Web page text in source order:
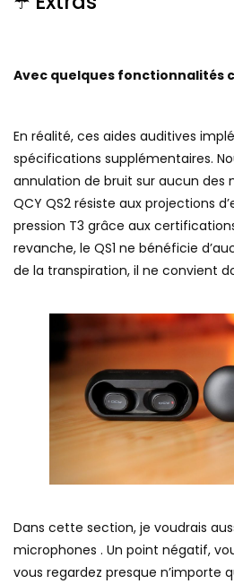
Avec quelques fonctionnalités
En réalité, ces aides auditives
spécifications supplémentaires.
annulation de bruit sur aucun des
QCY QS2 résiste aux projections
pression T3 grâce aux certifications
revanche, le QS1 ne bénéficie
de la transpiration, il ne convient
Dans cette section, je voudrais
microphones . Un point négatif,
vous regardez presque n’importe